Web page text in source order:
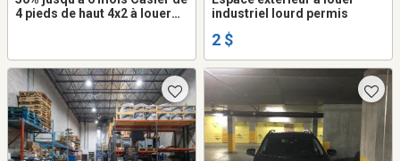
4 pieds de haut 4x2 à louer
industriel lourd permis
2 $